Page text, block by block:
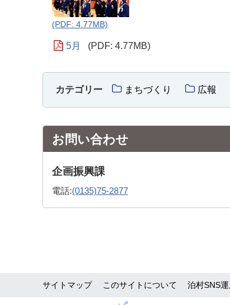
(PDF: 4.77MB)
5月 (PDF: 4.77MB)
カテゴリー まちづくり 広報
お問い合わせ
企画振興課
電話:(0135)75-2877
サイトマップ このサイトについて 泊村SNS